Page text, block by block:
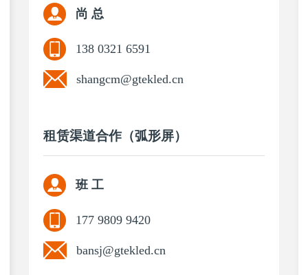
尚 总
138 0321 6591
shangcm@gtekled.cn
租赁渠道合作（弧形屏）
班 工
177 9809 9420
bansj@gtekled.cn